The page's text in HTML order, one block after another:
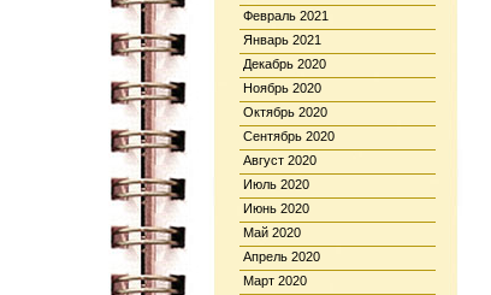
Февраль 2021
Январь 2021
Декабрь 2020
Ноябрь 2020
Октябрь 2020
Сентябрь 2020
Август 2020
Июль 2020
Июнь 2020
Май 2020
Апрель 2020
Март 2020